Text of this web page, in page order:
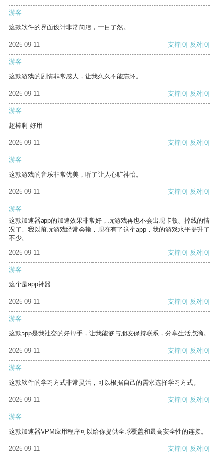
游客
这款软件的界面设计非常简洁，一目了然。
2025-09-11 支持[0] 反对[0]
游客
这款游戏的剧情非常感人，让我久久不能忘怀。
2025-09-11 支持[0] 反对[0]
游客
超棒啊 好用
2025-09-11 支持[0] 反对[0]
游客
这款游戏的音乐非常优美，听了让人心旷神怡。
2025-09-11 支持[0] 反对[0]
游客
这款加速器app的加速效果非常好，玩游戏再也不会出现卡顿、掉线的情
况了。我以前玩游戏经常会输，现在有了这个app，我的游戏水平提升了
不少。
2025-09-11
支持[0] 反对[0]
游客
这个是app神器
2025-09-11 支持[0] 反对[0]
游客
这款app是我社交的好帮手，让我能够与朋友保持联系，分享生活点滴。
2025-09-11 支持[0] 反对[0]
游客
这款软件的学习方式非常灵活，可以根据自己的需求选择学习方式。
2025-09-11 支持[0] 反对[0]
游客
这款加速器VPM应用程序可以给你提供全球覆盖和最高安全性的连接。
2025-09-11 支持[0] 反对[0]